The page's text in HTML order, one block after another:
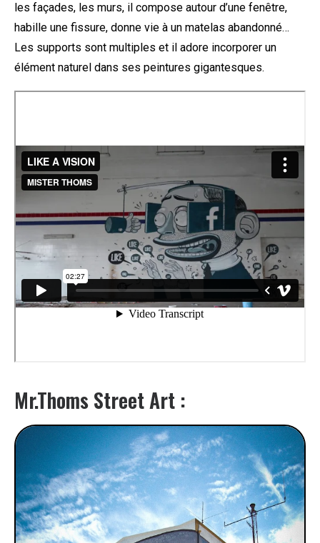
les façades, les murs, il compose autour d’une fenêtre,
habille une fissure, donne vie à un matelas abandonné…
Les supports sont multiples et il adore incorporer un
élément naturel dans ses peintures gigantesques.
Mr.Thoms Street Art :